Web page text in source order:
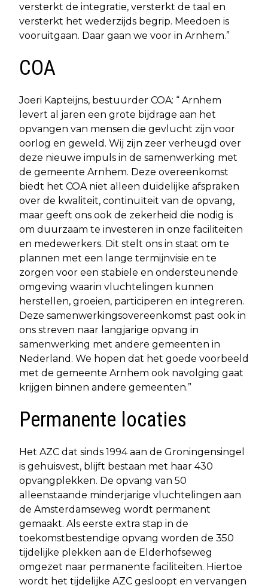
versterkt de integratie, versterkt de taal en
versterkt het wederzijds begrip. Meedoen is
vooruitgaan. Daar gaan we voor in Arnhem.”
COA
Joeri Kapteijns, bestuurder COA: “ Arnhem
levert al jaren een grote bijdrage aan het
opvangen van mensen die gevlucht zijn voor
oorlog en geweld. Wij zijn zeer verheugd over
deze nieuwe impuls in de samenwerking met
de gemeente Arnhem. Deze overeenkomst
biedt het COA niet alleen duidelijke afspraken
over de kwaliteit, continuïteit van de opvang,
maar geeft ons ook de zekerheid die nodig is
om duurzaam te investeren in onze faciliteiten
en medewerkers. Dit stelt ons in staat om te
plannen met een lange termijnvisie en te
zorgen voor een stabiele en ondersteunende
omgeving waarin vluchtelingen kunnen
herstellen, groeien, participeren en integreren.
Deze samenwerkingsovereenkomst past ook in
ons streven naar langjarige opvang in
samenwerking met andere gemeenten in
Nederland. We hopen dat het goede voorbeeld
met de gemeente Arnhem ook navolging gaat
krijgen binnen andere gemeenten.”
Permanente locaties
Het AZC dat sinds 1994 aan de Groningensingel
is gehuisvest, blijft bestaan met haar 430
opvangplekken. De opvang van 50
alleenstaande minderjarige vluchtelingen aan
de Amsterdamseweg wordt permanent
gemaakt. Als eerste extra stap in de
toekomstbestendige opvang worden de 350
tijdelijke plekken aan de Elderhofseweg
omgezet naar permanente faciliteiten. Hiertoe
wordt het tijdelijke AZC gesloopt en vervangen